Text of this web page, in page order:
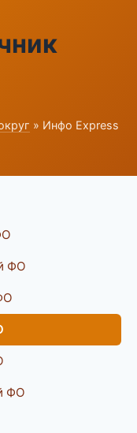
» Инфо Express
ФО
ФО